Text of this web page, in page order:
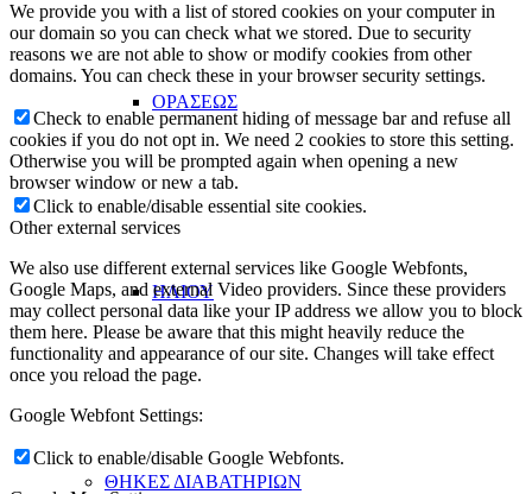
ΟΡΑΣΕΩΣ
ΗΛΙΟΥ
ΘΗΚΕΣ ΔΙΑΒΑΤΗΡΙΩΝ
We provide you with a list of stored cookies on your computer in
our domain so you can check what we stored. Due to security
reasons we are not able to show or modify cookies from other
domains. You can check these in your browser security settings.
Check to enable permanent hiding of message bar and refuse all
cookies if you do not opt in. We need 2 cookies to store this setting.
Otherwise you will be prompted again when opening a new
browser window or new a tab.
Click to enable/disable essential site cookies.
Other external services
We also use different external services like Google Webfonts,
Google Maps, and external Video providers. Since these providers
may collect personal data like your IP address we allow you to block
them here. Please be aware that this might heavily reduce the
functionality and appearance of our site. Changes will take effect
once you reload the page.
Google Webfont Settings:
Click to enable/disable Google Webfonts.